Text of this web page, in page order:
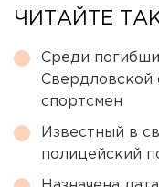
ЧИТАЙТЕ
Среди
Свердловской
спортсмен
Известный в
полицейский